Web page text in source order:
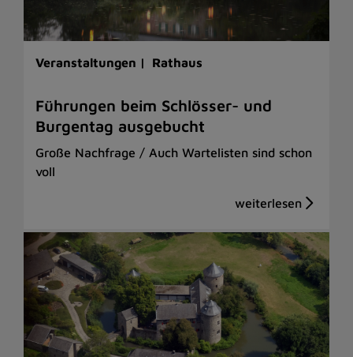
Veranstaltungen | Rathaus
Führungen beim Schlösser- und
Burgentag ausgebucht
Große Nachfrage / Auch Wartelisten sind schon
voll